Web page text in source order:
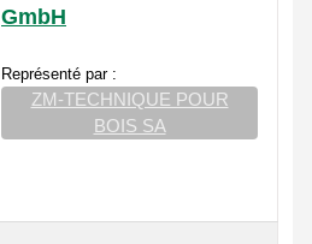
GmbH
Représenté par :
ZM-TECHNIQUE POUR
BOIS SA